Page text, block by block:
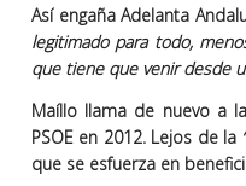
Así engaña Adelanta
legitimado para todo,
que tiene que venir desde
Maíllo llama de nuevo a la
PSOE en 2012. Lejos de la
que se esfuerza en